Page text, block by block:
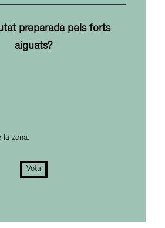
preparada pels forts
aiguats?
la zona.
Vota